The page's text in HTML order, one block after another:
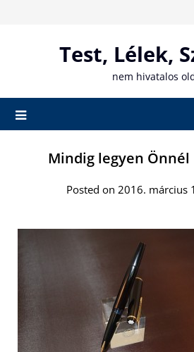
Test, Lélek,
nem hivatalos
Mindig legyen
Posted on 2016. március